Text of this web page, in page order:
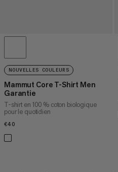
NOUVELLES COULEURS
Mammut Core T-Shirt Men
Garantie
T-shirt en 100 % coton biologique
pour le quotidien
€40